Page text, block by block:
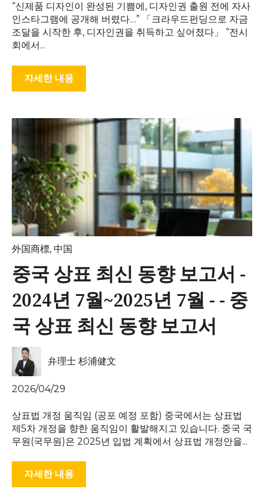
“신제품 디자인이 완성된 기쁨에, 디자인권 출원 전에 자사
인스타그램에 공개해 버렸다…” 「크라우드펀딩으로 자금
조달을 시작한 후, 디자인권을 취득하고 싶어졌다」 “전시
회에서...
자세한 내용
外国商標, 中国
중국 상표 최신 동향 보고서 -
2024년 7월~2025년 7월 - - 중
국 상표 최신 동향 보고서
弁理士 杉浦健文
2026/04/29
상표법 개정 움직임 (공포 예정 포함) 중국에서는 상표법
제5차 개정을 향한 움직임이 활발해지고 있습니다. 중국 국
무원(국무원)은 2025년 입법 계획에서 상표법 개정안을...
자세한 내용